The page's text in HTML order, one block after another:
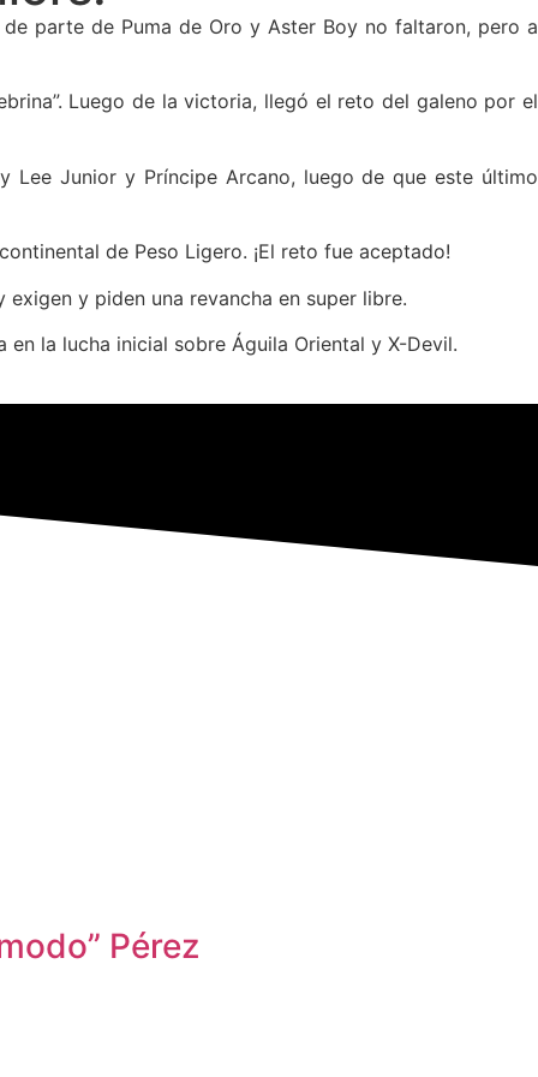
parte de Puma de Oro y Aster Boy no faltaron, pero a
Luego de la victoria, llegó el reto del galeno por el
Lee Junior y Príncipe Arcano, luego de que este último
de Peso Ligero. ¡El reto fue aceptado!
y piden una revancha en super libre.
la lucha inicial sobre Águila Oriental y X-Devil.
Pérez